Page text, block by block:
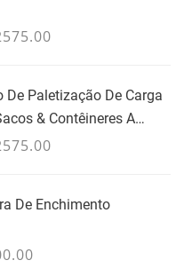
De Paletização De Carga
& Contêineres A
De Enchimento